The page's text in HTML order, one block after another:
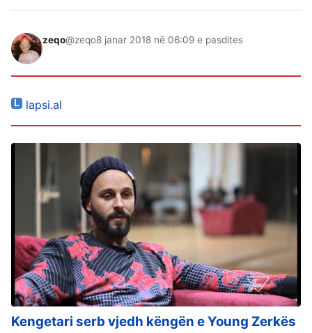
zeqo@zeqo8 janar 2018 në 06:09 e pasdites
lapsi.al
Kengetari serb vjedh këngën e Young Zerkës